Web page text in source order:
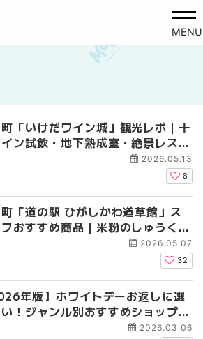
MENU
「いけだワイン城」観光レポ｜十
ン試飲・地下熟成室・絶景レスト
2026.05.13
8
「道の駅 ひがしかわ道草館」ス
おすすめ商品｜米粉のしゅうくり
・玄米おむすび・東川ワイン2026.05.07
32
年版】ホワイトデーお返しに選
！ジャンル別おすすめショップガ
2026.03.06